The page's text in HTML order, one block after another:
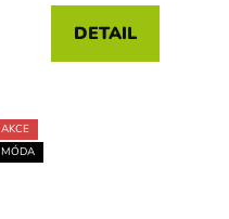
DETAIL
AKCE
MÓDA